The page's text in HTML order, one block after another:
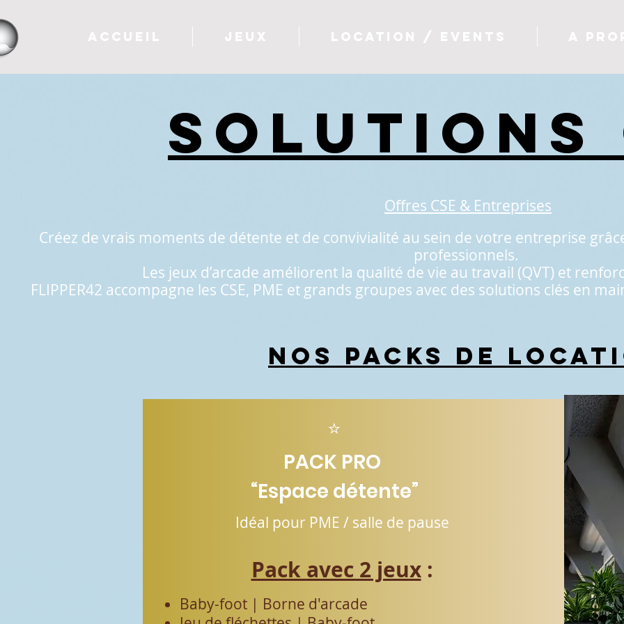
ACCUEIL JEUX LOCATION / EVENTS A
SOLUTIONS
Offres CSE & Entreprises
Créez de vrais moments de détente et de convivialité au sein de votre entreprise
professionnels.
Les jeux d’arcade améliorent la qualité de vie au travail (QVT) et
FLIPPER42 accompagne les CSE, PME et grands groupes avec des solutions clés en
Nos packs de
⭐
PACK PRO
“Espace détente”
Idéal pour PME / salle de pause
Pack avec 2 jeux:
Baby-foot | Borne d'arcade